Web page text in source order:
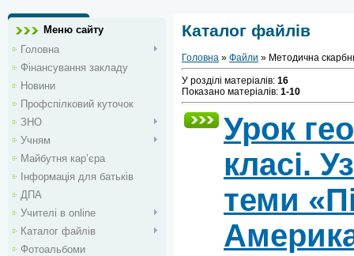
Меню сайту
Головна
Фінансування закладу
Новини
Профспілковий куточок
ЗНО
Учням
Майбутня кар’єра
Інформація для батьків
ДПА
Учителі в online
Каталог файлів
Фотоальбоми
Каталог файлів
Головна » Файли » Методична
У розділі матеріалів: 16
Показано матеріалів: 1-10
Урок
класі.
теми